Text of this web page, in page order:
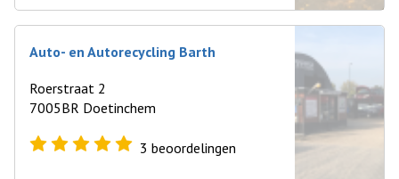
Auto- en Autorecycling Barth
Roerstraat 2
7005BR Doetinchem
3 beoordelingen